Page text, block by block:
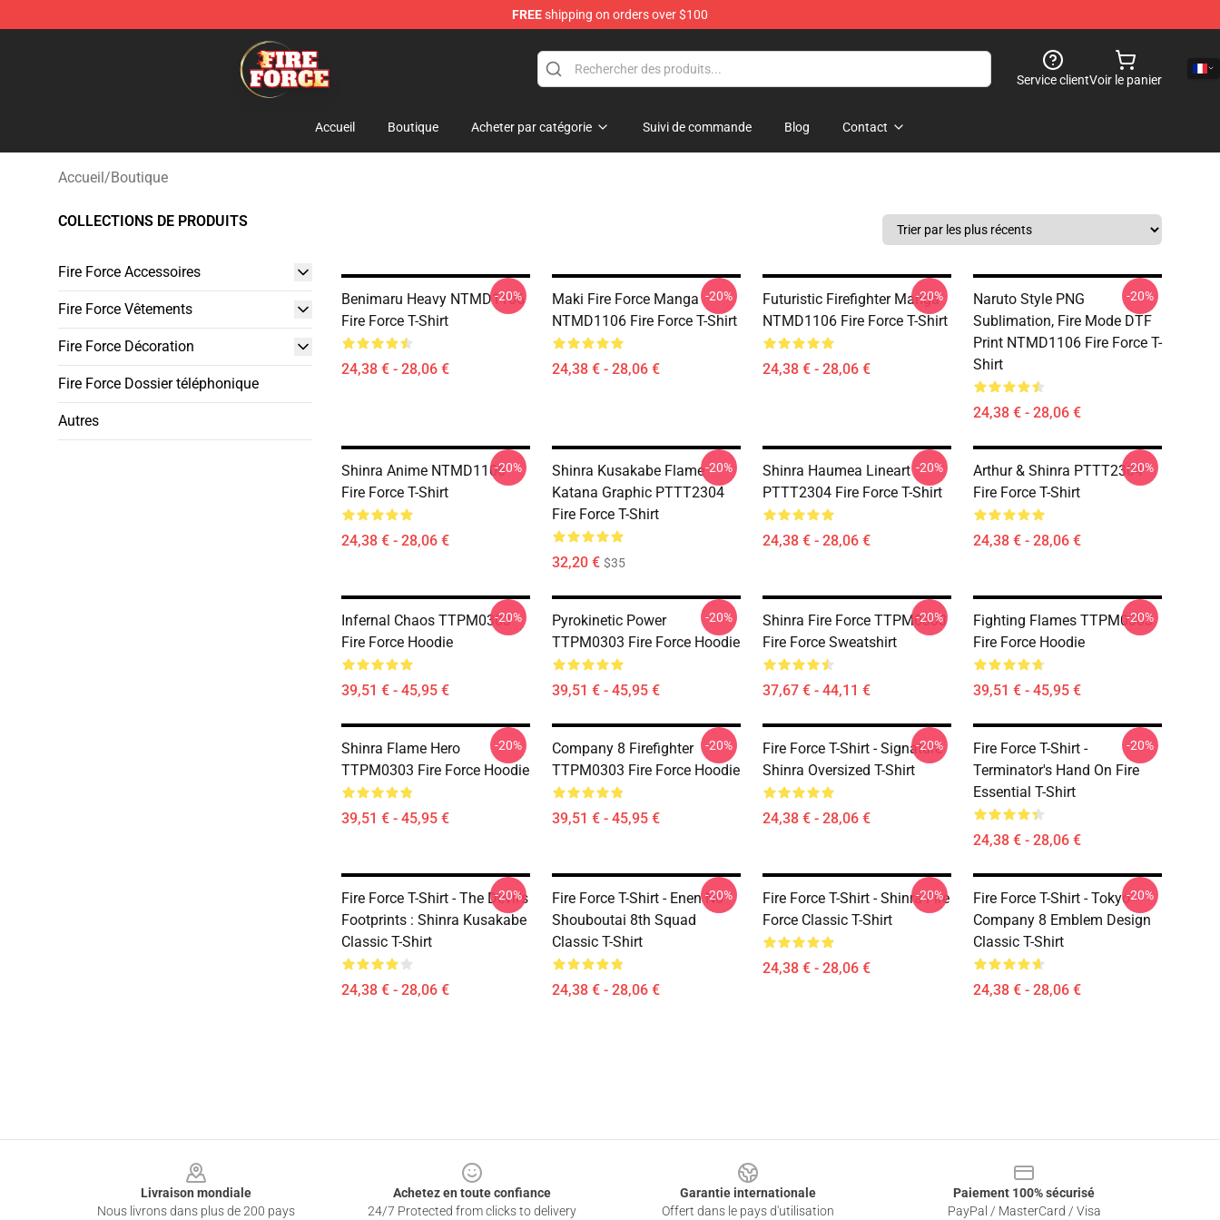
FREEshipping on orders over $100
Fire Force Store - Official Fire Force Merchandise Shop
Service clientVoir le panier
Accueil Boutique Acheter par catégorie Suivi de commande Blog Contact
Accueil/Boutique
COLLECTIONS DE PRODUITS
Fire Force Accessoires
Fire Force Vêtements
Fire Force Décoration
Fire Force Dossier téléphonique
Autres
Benimaru Heavy NTMD1106
Fire Force T-Shirt
24,38 € - 28,06 €
-20%
Maki Fire Force Manga
NTMD1106 Fire Force T-Shirt
24,38 € - 28,06 €
-20%
Futuristic Firefighter Manga
NTMD1106 Fire Force T-Shirt
24,38 € - 28,06 €
-20%
Naruto Style PNG
Sublimation, Fire Mode DTF
Print NTMD1106 Fire Force T-
Shirt
24,38 € - 28,06 €
-20%
Shinra Anime NTMD1106
Fire Force T-Shirt
24,38 € - 28,06 €
-20%
Shinra Kusakabe Flame
Katana Graphic PTTT2304
Fire Force T-Shirt
32,20 € $35
-20%
Shinra Haumea Lineart
PTTT2304 Fire Force T-Shirt
24,38 € - 28,06 €
-20%
Arthur & Shinra PTTT2304
Fire Force T-Shirt
24,38 € - 28,06 €
-20%
Infernal Chaos TTPM0303
Fire Force Hoodie
39,51 € - 45,95 €
-20%
Pyrokinetic Power
TTPM0303 Fire Force Hoodie
39,51 € - 45,95 €
-20%
Shinra Fire Force TTPM0303
Fire Force Sweatshirt
37,67 € - 44,11 €
-20%
Fighting Flames TTPM0303
Fire Force Hoodie
39,51 € - 45,95 €
-20%
Shinra Flame Hero
TTPM0303 Fire Force Hoodie
39,51 € - 45,95 €
-20%
Company 8 Firefighter
TTPM0303 Fire Force Hoodie
39,51 € - 45,95 €
-20%
Fire Force T-Shirt - Signature
Shinra Oversized T-Shirt
24,38 € - 28,06 €
-20%
Fire Force T-Shirt -
Terminator's Hand On Fire
Essential T-Shirt
24,38 € - 28,06 €
-20%
Fire Force T-Shirt - The Devil's
Footprints : Shinra Kusakabe
Classic T-Shirt
24,38 € - 28,06 €
-20%
Fire Force T-Shirt - Enen No
Shouboutai 8th Squad
Classic T-Shirt
24,38 € - 28,06 €
-20%
Fire Force T-Shirt - Shinra Fire
Force Classic T-Shirt
24,38 € - 28,06 €
-20%
Fire Force T-Shirt - Tokyo
Company 8 Emblem Design
Classic T-Shirt
24,38 € - 28,06 €
-20%
Livraison mondiale
Nous livrons dans plus de 200 pays
Achetez en toute confiance
24/7 Protected from clicks to delivery
Garantie internationale
Offert dans le pays d'utilisation
Paiement 100% sécurisé
PayPal / MasterCard / Visa